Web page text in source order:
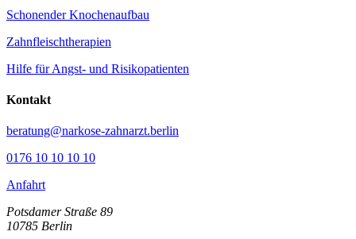
Schonender Knochenaufbau
Zahnfleischtherapien
Hilfe für Angst- und Risikopatienten
Kontakt
beratung@narkose-zahnarzt.berlin
0176 10 10 10 10
Anfahrt
Potsdamer Straße 89
10785 Berlin